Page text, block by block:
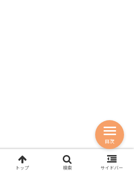
トップ 検索 サイドバー
目次